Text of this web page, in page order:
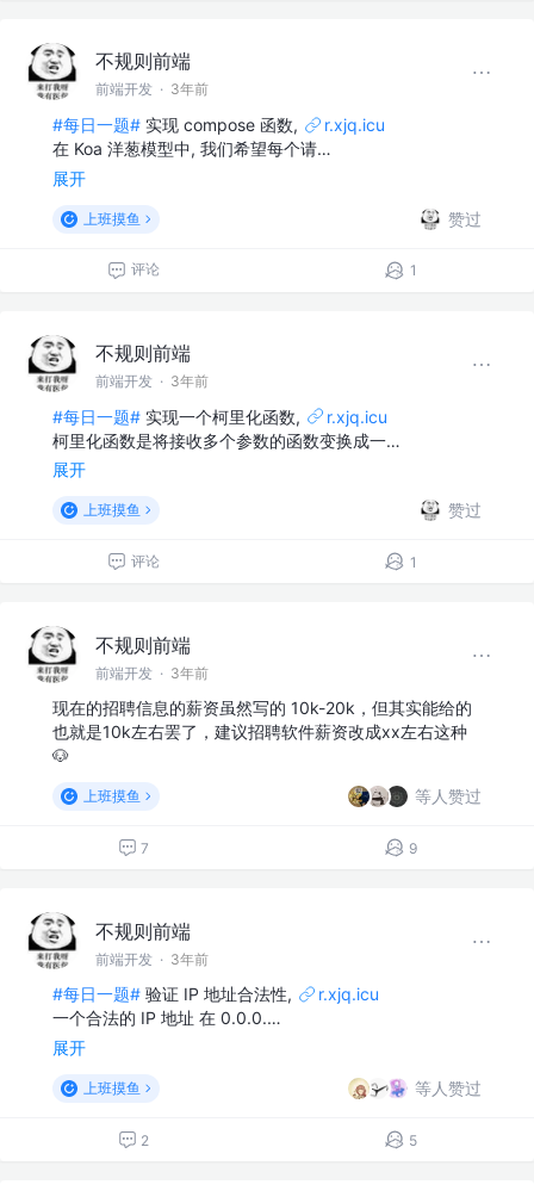
不规则前端
前端开发 · 3年前
#每日一题# 实现 compose 函数,
r.xjq.icu
在 Koa 洋葱模型中, 我们希望每个请…
展开
上班摸鱼 赞过
评论 1
不规则前端
前端开发 · 3年前
#每日一题# 实现一个柯里化函数,
r.xjq.icu
柯里化函数是将接收多个参数的函数变换成一…
展开
上班摸鱼 赞过
评论 1
不规则前端
前端开发 · 3年前
现在的招聘信息的薪资虽然写的 10k-20k，但其实能给的
也就是10k左右罢了，建议招聘软件薪资改成xx左右这种
🐶
上班摸鱼 等人赞过
7 9
不规则前端
前端开发 · 3年前
#每日一题# 验证 IP 地址合法性,
r.xjq.icu
一个合法的 IP 地址 在 0.0.0.…
展开
上班摸鱼 等人赞过
2 5